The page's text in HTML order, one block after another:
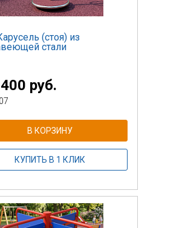
(стоя) из
стали
руб.
В КОРЗИНУ
КУПИТЬ В 1 КЛИК